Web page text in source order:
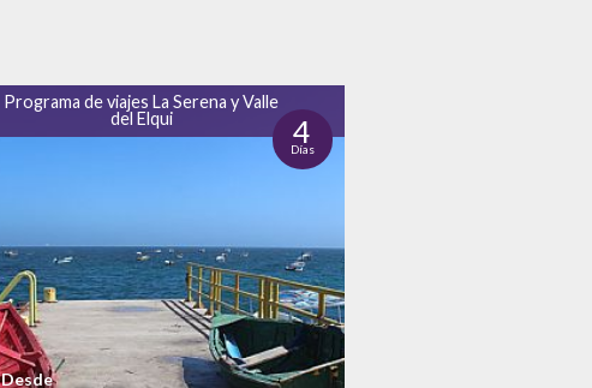
Programa de viajes La Serena y Valle
del Elqui
4
Días
Desde